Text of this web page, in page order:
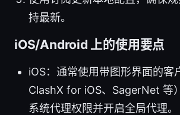
持最新。
iOS/Android 上的使用要点
iOS：通常使用带图形界面的客
ClashX for iOS、SagerNet 等
系统代理权限并开启全局代理。